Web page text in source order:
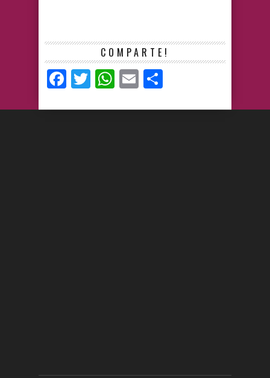
COMPARTE!
Facebook
TwitterWhatsApp
Email